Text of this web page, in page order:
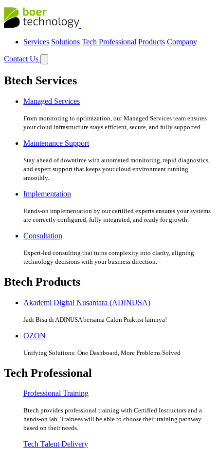
Services Solutions Tech Professional Products Company
Contact Us
Btech Services
Managed Services
From monitoring to optimization, our Managed Services team ensures
your cloud infrastructure stays efficient, secure, and fully supported.
Maintenance Support
Stay ahead of downtime with automated monitoring, rapid diagnostics,
and expert support that keeps your cloud environment running
smoothly.
Implementation
Hands-on implementation by our certified experts ensures your systems
are correctly configured, fully integrated, and ready for growth.
Consultation
Expert-led consulting that turns complexity into clarity, aligning
technology decisions with your business direction.
Btech Products
Akademi Digital Nusantara (ADINUSA)
Jadi Bisa di ADINUSA bersama Calon Praktisi lainnya!
OZON
Unifying Solutions: One Dashboard, More Problems Solved
Tech Professional
Professional Training
Btech provides professional training with Certified Instructors and a
hands-on lab. Trainees will be able to choose their training pathway
based on their needs.
Tech Talent Delivery